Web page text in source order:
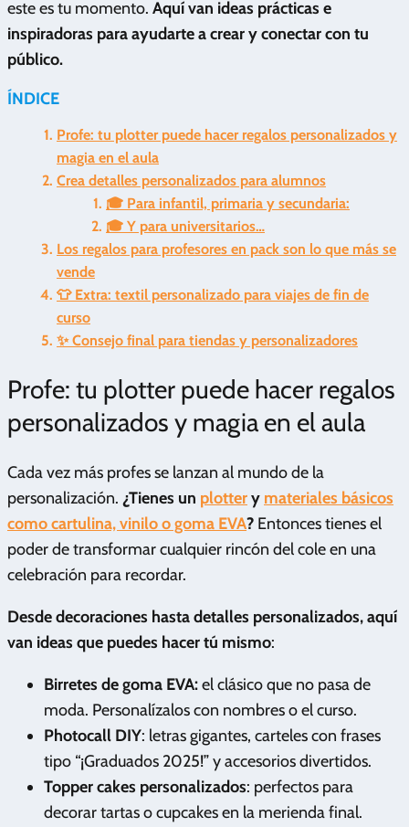
este es tu momento. Aquí van ideas prácticas e
inspiradoras para ayudarte a crear y conectar con tu
público.
ÍNDICE
Profe: tu plotter puede hacer regalos personalizados y
magia en el aula
Crea detalles personalizados para alumnos
🎓 Para infantil, primaria y secundaria:
🎓 Y para universitarios…
Los regalos para profesores en pack son lo que más se
vende
👕 Extra: textil personalizado para viajes de fin de
curso
✨ Consejo final para tiendas y personalizadores
Profe: tu plotter puede hacer regalos
personalizados y magia en el aula
Cada vez más profes se lanzan al mundo de la
personalización. ¿Tienes un plottery materiales básicos
como cartulina, vinilo o goma EVA? Entonces tienes el
poder de transformar cualquier rincón del cole en una
celebración para recordar.
Desde decoraciones hasta detalles personalizados, aquí
van ideas que puedes hacer tú mismo:
Birretes de goma EVA:el clásico que no pasa de
moda. Personalízalos con nombres o el curso.
Photocall DIY: letras gigantes, carteles con frases
tipo “¡Graduados 2025!” y accesorios divertidos.
Topper cakes personalizados: perfectos para
decorar tartas o cupcakes en la merienda final.